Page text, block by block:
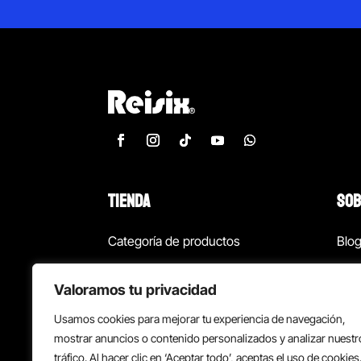
Valoramos tu privacidad
Usamos cookies para mejorar tu experiencia de navegación,
mostrar anuncios o contenido personalizados y analizar
tráfico. Al hacer clic en ‘Aceptar todo’, aceptas el uso de cookies.
TIENDA
Categoría de productos
¡Las mejores ofertas!
Back to school
Blog